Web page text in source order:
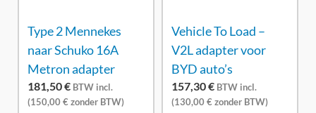
Type 2 Mennekes
naar Schuko 16A
Metron adapter
181,50€ BTW incl.
(150,00€ zonder BTW)
Vehicle To Load –
V2L adapter voor
BYD auto’s
157,30€ BTW incl.
(130,00€ zonder BTW)